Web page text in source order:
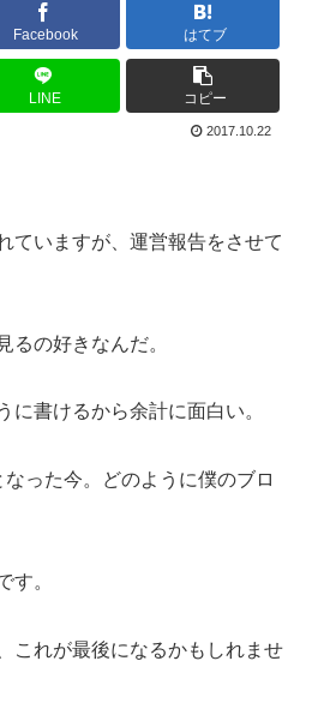
Facebook はてブ
LINE コピー
2017.10.22
ていますが、運営報告をさせて
るの好きなんだ。
に書けるから余計に面白い。
った今。どのように僕のブロ
す。
これが最後になるかもしれませ